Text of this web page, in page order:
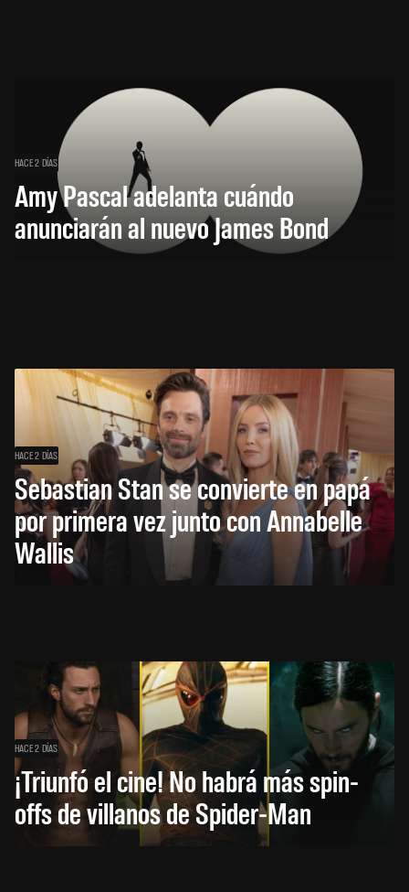
HACE 2 DÍAS
Amy Pascal adelanta cuándo
anunciarán al nuevo James Bond
HACE 2 DÍAS
Sebastian Stan se convierte en papá
por primera vez junto con Annabelle
Wallis
HACE 2 DÍAS
¡Triunfó el cine! No habrá más spin-
offs de villanos de Spider-Man